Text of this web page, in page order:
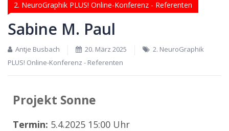
2. NeuroGraphik PLUS! Online-Konferenz - Referenten
Sabine M. Paul
Antje Busbach 20. März 2025
2. NeuroGraphik
PLUS! Online-Konferenz - Referenten
Projekt Sonne
Termin: 5.4.2025 15:00 Uhr